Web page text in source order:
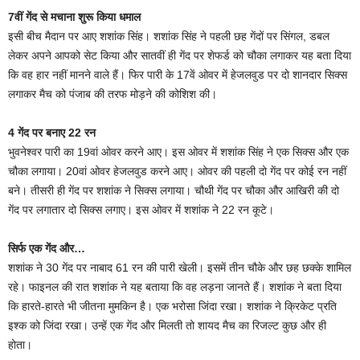
7वीं गेंद से मचाना शुरू किया धमाल
इसी बीच मैदान पर आए शशांक सिंह। शशांक सिंह ने पहली छह गेंदों पर सिंगल, डबल
लेकर अपने आपको सेट किया और सातवीं ही गेंद पर शेफर्ड को चौका लगाकर यह बता दिया
कि वह हार नहीं मानने वाले हैं। फिर पारी के 17वें ओवर में हेजलवुड पर दो शानदार सिक्स
लगाकर मैच को पंजाब की तरफ मोड़ने की कोशिश की।
4 गेंद पर बनाए 22 रन
भुवनेश्वर पारी का 19वां ओवर करने आए। इस ओवर में शशांक सिंह ने एक सिक्स और एक
चौका लगाया। 20वां ओवर हेजलवुड करने आए। ओवर की पहली दो गेंद पर कोई रन नहीं
बने। तीसरी ही गेंद पर शशांक ने सिक्स लगाया। चौथी गेंद पर चौका और आखिरी की दो
गेंद पर लगातार दो सिक्स लगाए। इस ओवर में शशांक ने 22 रन कूटे।
सिर्फ एक गेंद और…
शशांक ने 30 गेंद पर नाबाद 61 रन की पारी खेली। इसमें तीन चौके और छह छक्के शामिल
रहे। फाइनल की रात शशांक ने यह बताया कि वह लड़ना जानते हैं। शशांक ने बता दिया
कि हारते-हारते भी जीतना मुमकिन है। एक भरोसा जिंदा रखा। शशांक ने क्रिकेट प्रति
इश्क को जिंदा रखा। उन्हें एक गेंद और मिलती तो शायद मैच का रिजल्ट कुछ और ही
होता।